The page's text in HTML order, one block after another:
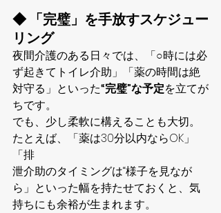
◆ 「完璧」を手放すスケジュー
リング
夜間介護のある日々では、「○時には必
ず起きてトイレ介助」「薬の時間は絶
対守る」といった“完璧”な予定を立てが
ちです。
でも、少し柔軟に構えることも大切。
たとえば、「薬は30分以内ならOK」
「排
泄介助のタイミングは“様子を見なが
ら」といった幅を持たせておくと、気
持ちにも余裕が生まれます。